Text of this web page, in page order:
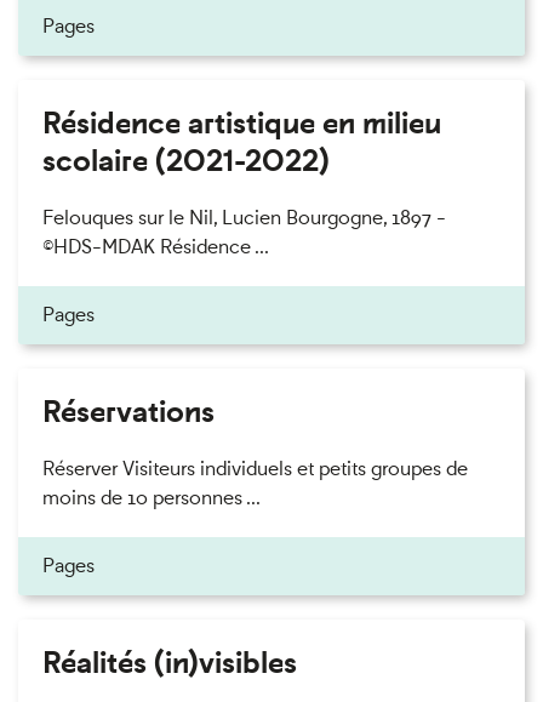
Pages
Résidence artistique en milieu
scolaire (2021-2022)
Felouques sur le Nil, Lucien Bourgogne, 1897 -
©HDS-MDAK Résidence ...
Pages
Réservations
Réserver Visiteurs individuels et petits groupes de
moins de 10 personnes ...
Pages
Réalités (in)visibles